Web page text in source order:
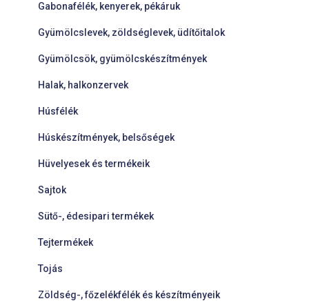
Gabonafélék, kenyerek, pékáruk
Gyümölcslevek, zöldséglevek, üdítőitalok
Gyümölcsök, gyümölcskészítmények
Halak, halkonzervek
Húsfélék
Húskészítmények, belsőségek
Hüvelyesek és termékeik
Sajtok
Sütő-, édesipari termékek
Tejtermékek
Tojás
Zöldség-, főzelékfélék és készítményeik